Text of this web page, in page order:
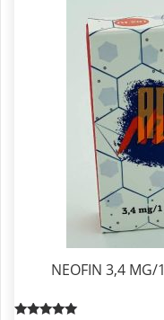
NEOFIN 3,4